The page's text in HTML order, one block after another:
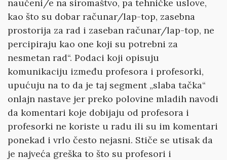
naučeni/e na siromaštvo, pa tehničke uslove,
kao što su dobar računar/lap-top, zasebna
prostorija za rad i zaseban računar/lap-top, ne
percipiraju kao one koji su potrebni za
nesmetan rad“. Podaci koji opisuju
komunikaciju između profesora i profesorki,
upućuju na to da je taj segment „slaba tačka“
onlajn nastave jer preko polovine mladih navodi
da komentari koje dobijaju od profesora i
profesorki ne koriste u radu ili su im komentari
ponekad i vrlo često nejasni. Stiče se utisak da
je najveća greška to što su profesori i